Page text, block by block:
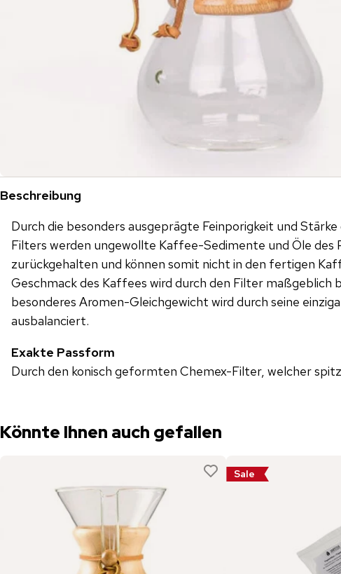
Beschreibung
Durch die besonders ausgeprägte Feinporigkeit und Stärke
Filters werden ungewollte Kaffee-Sedimente und Öle des
zurückgehalten und können somit nicht in den fertigen
Geschmack des Kaffees wird durch den Filter maßgeblich
besonderes Aromen-Gleichgewicht wird durch seine
ausbalanciert.
Exakte Passform
Durch den konisch geformten Chemex-Filter, welcher
Könnte Ihnen auch gefallen
Sale